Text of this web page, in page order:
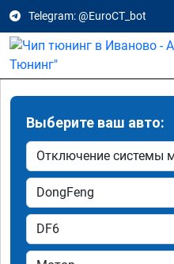
Telegram: @EuroCT_bot
Выберите ваш авто: